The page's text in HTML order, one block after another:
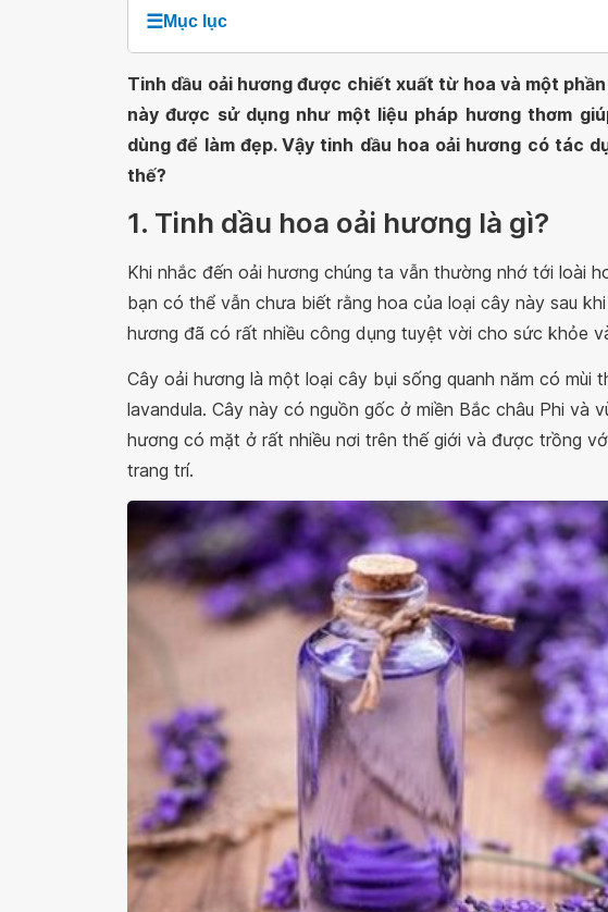
☰Mục lục
Tinh dầu oải hương được chiết xuất từ hoa và một
này được sử dụng như một liệu pháp hương thơm
dùng để làm đẹp. Vậy tinh dầu hoa oải hương có tác
thế?
1. Tinh dầu hoa oải hương là gì?
Khi nhắc đến oải hương chúng ta vẫn thường nhớ tới loài
bạn có thể vẫn chưa biết rằng hoa của loại cây này sau
hương đã có rất nhiều công dụng tuyệt vời cho sức khỏe
Cây oải hương là một loại cây bụi sống quanh năm có mùi
lavandula. Cây này có nguồn gốc ở miền Bắc châu Phi và
hương có mặt ở rất nhiều nơi trên thế giới và được trồng
trang trí.